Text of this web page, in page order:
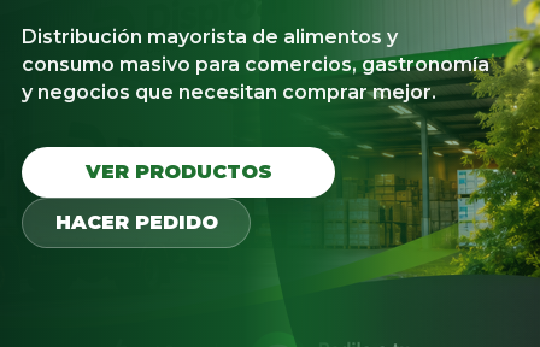
Distribución mayorista de alimentos y
consumo masivo para comercios, gastronomía
y negocios que necesitan comprar mejor.
VER PRODUCTOS
HACER PEDIDO